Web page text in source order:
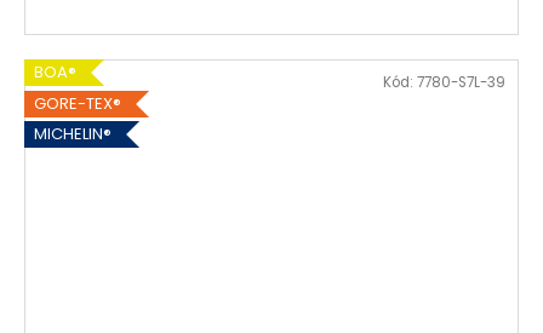
BOA®
GORE-TEX®
MICHELIN®
Kód: 7780-S7L-39